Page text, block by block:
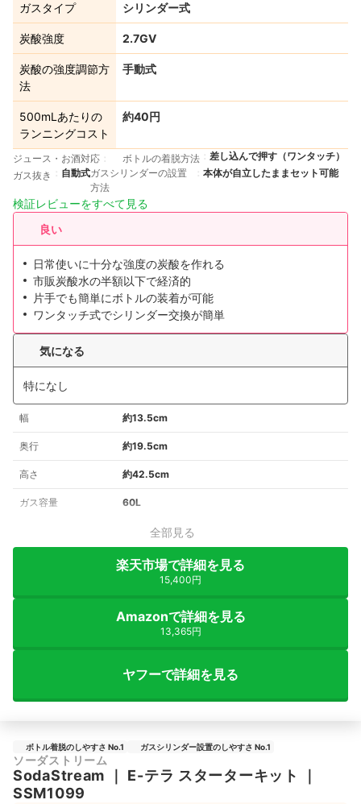
ガスタイプ シリンダー式
炭酸強度 2.7GV
炭酸の強度調節方
法
手動式
500mLあたりの
ランニングコスト
約40円
ジュース・お酒対応 ボトルの着脱方法
差し込んで押す（ワンタッチ）
ガス抜き
自動式ガスシリンダーの設置
方法
本体が自立したままセット可能
検証レビューをすべて見る
良い
日常使いに十分な強度の炭酸を作れる
市販炭酸水の半額以下で経済的
片手でも簡単にボトルの装着が可能
ワンタッチ式でシリンダー交換が簡単
気になる
特になし
幅 約13.5cm
奥行 約19.5cm
高さ 約42.5cm
ガス容量 60L
全部見る
楽天市場で詳細を見る
15,400円
Amazonで詳細を見る
13,365円
ヤフーで詳細を見る
ボトル着脱のしやすさ No.1 ガスシリンダー設置のしやすさ No.1
ソーダストリーム
SodaStream E-テラ スターターキット
SSM1099